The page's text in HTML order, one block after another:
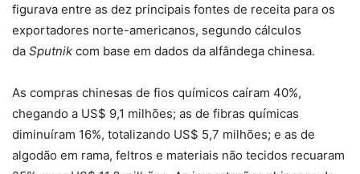
figurava entre as dez principais fontes de receita para os
exportadores norte-americanos, segundo cálculos
da Sputnik com base em dados da alfândega chinesa.
As compras chinesas de fios químicos caíram 40%,
chegando a US$ 9,1 milhões; as de fibras químicas
diminuíram 16%, totalizando US$ 5,7 milhões; e as de
algodão em rama, feltros e materiais não tecidos recuaram